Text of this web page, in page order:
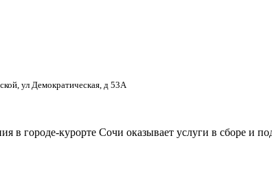
ул Демократическая, д 53А
в городе-курорте Сочи оказывает услуги в сборе и